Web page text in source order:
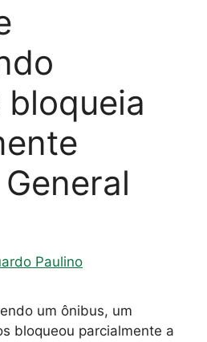
Paulino
um ônibus, um
bloqueou parcialmente a